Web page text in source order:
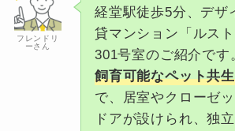
フレンドリ
ーさん
経堂駅徒歩5分、デザ
貸マンション「ルスト
301号室のご紹介です
飼育可能なペット共
で、居室やクローゼ
ドアが設けられ、独